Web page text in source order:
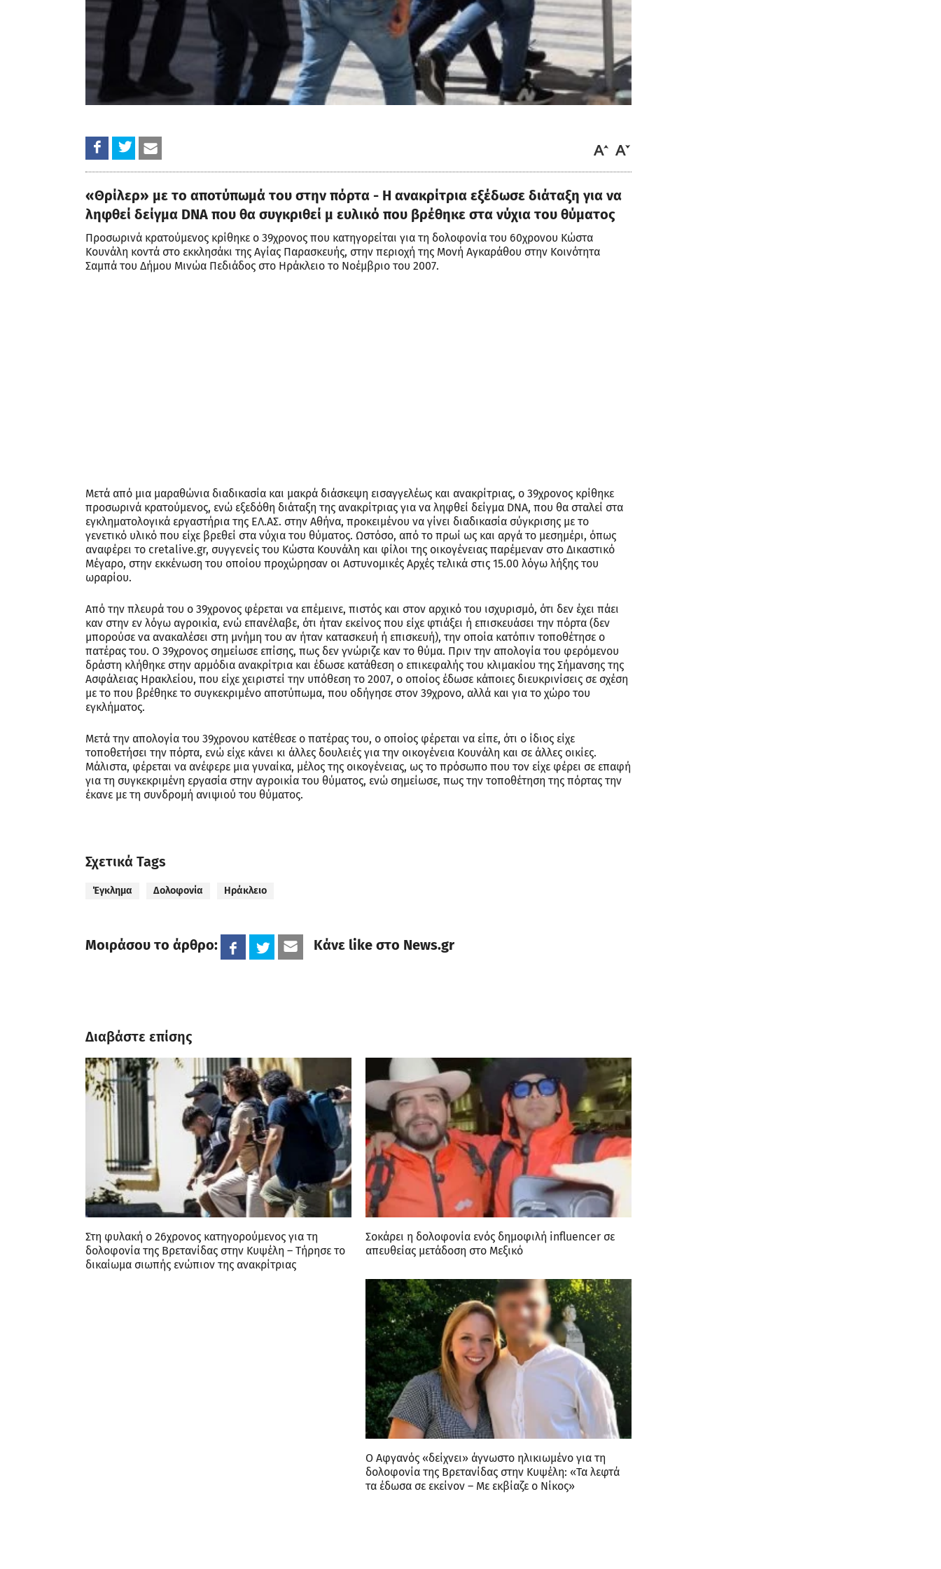
«Θρίλερ» με το αποτύπωμά του στην πόρτα - Η ανακρίτρια εξέδωσε διάταξη για να
ληφθεί δείγμα DNA που θα συγκριθεί μ ευλικό που βρέθηκε στα νύχια του θύματος
Προσωρινά κρατούμενος κρίθηκε ο 39χρονος που κατηγορείται για τη δολοφονία του 60χρονου Κώστα
Κουνάλη κοντά στο εκκλησάκι της Αγίας Παρασκευής, στην περιοχή της Μονή Αγκαράθου στην Κοινότητα
Σαμπά του Δήμου Μινώα Πεδιάδος στο Ηράκλειο το Νοέμβριο του 2007.
Μετά από μια μαραθώνια διαδικασία και μακρά διάσκεψη εισαγγελέως και ανακρίτριας, ο 39χρονος κρίθηκε
προσωρινά κρατούμενος, ενώ εξεδόθη διάταξη της ανακρίτριας για να ληφθεί δείγμα DNA, που θα σταλεί στα
εγκληματολογικά εργαστήρια της ΕΛ.ΑΣ. στην Αθήνα, προκειμένου να γίνει διαδικασία σύγκρισης με το
γενετικό υλικό που είχε βρεθεί στα νύχια του θύματος. Ωστόσο, από το πρωί ως και αργά το μεσημέρι, όπως
αναφέρει το cretalive.gr, συγγενείς του Κώστα Κουνάλη και φίλοι της οικογένειας παρέμεναν στο Δικαστικό
Μέγαρο, στην εκκένωση του οποίου προχώρησαν οι Αστυνομικές Αρχές τελικά στις 15.00 λόγω λήξης του
ωραρίου.
Από την πλευρά του ο 39χρονος φέρεται να επέμεινε, πιστός και στον αρχικό του ισχυρισμό, ότι δεν έχει πάει
καν στην εν λόγω αγροικία, ενώ επανέλαβε, ότι ήταν εκείνος που είχε φτιάξει ή επισκευάσει την πόρτα (δεν
μπορούσε να ανακαλέσει στη μνήμη του αν ήταν κατασκευή ή επισκευή), την οποία κατόπιν τοποθέτησε ο
πατέρας του. Ο 39χρονος σημείωσε επίσης, πως δεν γνώριζε καν το θύμα. Πριν την απολογία του φερόμενου
δράστη κλήθηκε στην αρμόδια ανακρίτρια και έδωσε κατάθεση ο επικεφαλής του κλιμακίου της Σήμανσης της
Ασφάλειας Ηρακλείου, που είχε χειριστεί την υπόθεση το 2007, ο οποίος έδωσε κάποιες διευκρινίσεις σε σχέση
με το που βρέθηκε το συγκεκριμένο αποτύπωμα, που οδήγησε στον 39χρονο, αλλά και για το χώρο του
εγκλήματος.
Μετά την απολογία του 39χρονου κατέθεσε ο πατέρας του, ο οποίος φέρεται να είπε, ότι ο ίδιος είχε
τοποθετήσει την πόρτα, ενώ είχε κάνει κι άλλες δουλειές για την οικογένεια Κουνάλη και σε άλλες οικίες.
Μάλιστα, φέρεται να ανέφερε μια γυναίκα, μέλος της οικογένειας, ως το πρόσωπο που τον είχε φέρει σε επαφή
για τη συγκεκριμένη εργασία στην αγροικία του θύματος, ενώ σημείωσε, πως την τοποθέτηση της πόρτας την
έκανε με τη συνδρομή ανιψιού του θύματος.
Σχετικά Tags
Έγκλημα Δολοφονία Ηράκλειο
Μοιράσου το άρθρο: Κάνε like στο News.gr
Διαβάστε επίσης
Στη φυλακή ο 26χρονος κατηγορούμενος για τη
δολοφονία της Βρετανίδας στην Κυψέλη – Τήρησε το
δικαίωμα σιωπής ενώπιον της ανακρίτριας
Σοκάρει η δολοφονία ενός δημοφιλή influencer σε
απευθείας μετάδοση στο Μεξικό
Ο Αφγανός «δείχνει» άγνωστο ηλικιωμένο για τη
δολοφονία της Βρετανίδας στην Κυψέλη: «Τα λεφτά
τα έδωσα σε εκείνον – Με εκβίαζε ο Νίκος»